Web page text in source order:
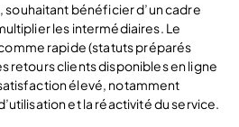
bénéficier d’un cadre
les intermédiaires. Le
rapide (statuts préparés
retours clients disponibles en ligne
élevé, notamment
et la réactivité du service.